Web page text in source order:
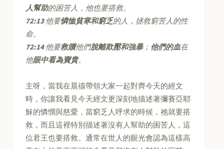
人幫助的困苦人，他也要搭救。
72:13他要憐恤貧寒和窮乏的人，拯救窮苦人的性
命。
72:14他要救贖他們脫離欺壓和強暴； 他們的血在
他眼中看為寶貴。
主呀，當我在晨禱帶領大家一起對齊今天的經文
時，你讓我看見今天經文更深刻地描述著彌賽亞耶
穌的憐憫與慈愛，當窮乏人呼求的時候，祂就要搭
救，而且這裡特別描述著沒有人幫助的困苦人，這
位君王也要搭救。通常在世人的眼光會認為這樣高